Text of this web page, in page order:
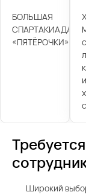
БОЛЬШАЯ
СПАРТАКИАДА
«ПЯТЁРОЧКИ»
Широкий